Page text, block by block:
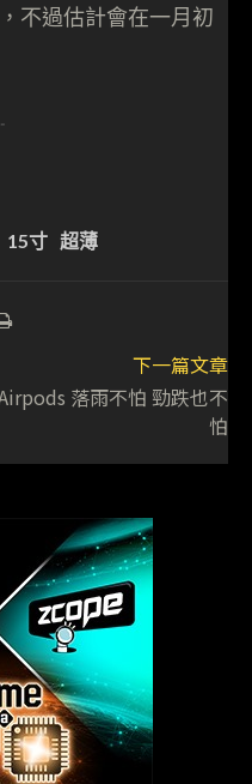
不過估計會在一月初
15寸 超薄
下一篇文章
落雨不怕 勁跌也不
怕